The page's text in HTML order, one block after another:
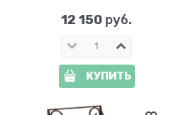
12 150 руб.
КУПИТЬ